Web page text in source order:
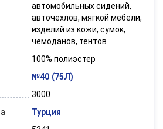
автомобильных сидений,
авточехлов, мягкой мебели,
изделий из кожи, сумок,
чемоданов, тентов
100% полиэстер
№40 (75Л)
3000
Турция